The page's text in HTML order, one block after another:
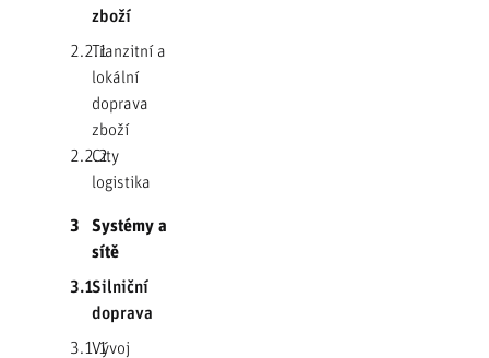
zboží
2.2.1Tranzitní a
lokální
doprava
zboží
2.2.2
City
logistika
3
Systémy a
sítě
3.1Silniční
doprava
3.1.1Vývoj